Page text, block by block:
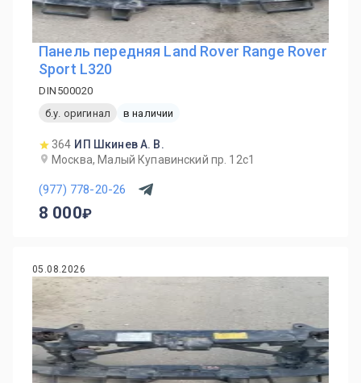
Панель передняя Land Rover Range Rover
Sport L320
DIN500020
б.у. оригинал
в наличии
364 ИП Шкинев А. В.
Москва, Малый Купавинский пр. 12с1
(977) 778-20-26
8 000
05.08.2026